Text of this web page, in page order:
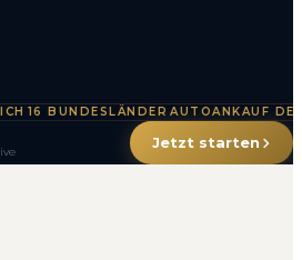
BUNDESLÄNDER·AUTOANKAUF
Jetzt starten